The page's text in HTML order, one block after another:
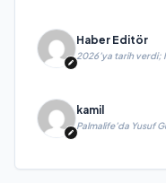
Haber Editör
2026’ya tarih verdi;
kamil
Palmalife’da Yusuf